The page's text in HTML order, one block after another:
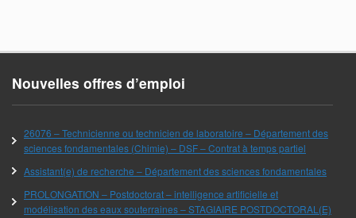
Nouvelles offres d’emploi
26076 – Technicienne ou technicien de laboratoire – Département des
sciences fondamentales (Chimie) – DSF – Contrat à temps partiel
Assistant(e) de recherche – Département des sciences fondamentales
PROLONGATION – Postdoctorat – intelligence artificielle et
modélisation des eaux souterraines – STAGIAIRE POSTDOCTORAL(E)